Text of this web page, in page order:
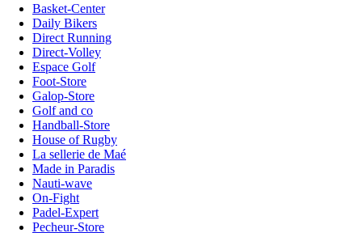
Basket-Center
Daily Bikers
Direct Running
Direct-Volley
Espace Golf
Foot-Store
Galop-Store
Golf and co
Handball-Store
House of Rugby
La sellerie de Maé
Made in Paradis
Nauti-wave
On-Fight
Padel-Expert
Pecheur-Store